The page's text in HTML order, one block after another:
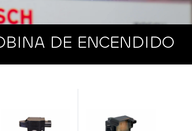
DE ENCENDIDO